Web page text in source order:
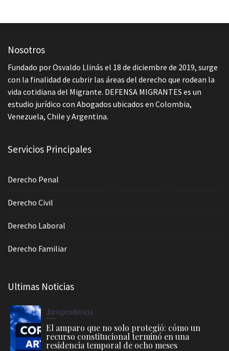
Nosotros
Fundado por Osvaldo Llinás el 18 de diciembre de 2019, surge
con la finalidad de cubrir las áreas del derecho que rodean la
vida cotidiana del Migrante. DEFENSA MIGRANTES es un
estudio jurídico con Abogados ubicados en Colombia,
Venezuela, Chile y Argentina.
Servicios Principales
Derecho Penal
Derecho Civil
Derecho Laboral
Derecho Familiar
Ultimas Noticias
Jurisprudencia
El amparo que no solo protegió: cómo un
recurso constitucional terminó en una
residencia temporal de ocho meses